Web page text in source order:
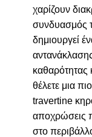
χαρίζουν
συνδυασμός
δημιουργεί
καθαρότητας
θέλετε μια
travertine
αποχρώσεις
στο